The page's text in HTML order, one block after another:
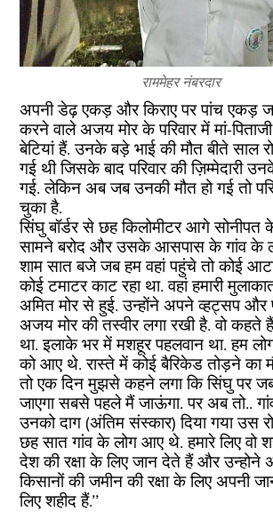
राममेहर नंबरदार
अपनी डेढ़ एकड़ और किराए पर पांच एकड़
करने वाले अजय मोर के परिवार में मां-
बेटियां हैं. उनके बड़े भाई की मौत बीते साल
गई थी जिसके बाद परिवार की ज़िम्मेदारी
गई. लेकिन अब जब उनकी मौत हो गई तो
चुका है.
सिंघु बॉर्डर से छह किलोमीटर आगे
सामने बरोद और उसके आसपास के गांव के
शाम सात बजे जब हम वहां पहुंचे तो कोई
कोई टमाटर काट रहा था. वहां हमारी
अमित मोर से हुई. उन्होंने अपने व्हट्सप
अजय मोर की तस्वीर लगा रखी है. वो कहते हैं,
था. इलाके भर में मशहूर पहलवान था. हम
को आए थे. रास्ते में कोई बैरिकेड तोड़ने का
तो एक दिन मुझसे कहने लगा कि सिंघु पर
जाएगा सबसे पहले मैं जाऊंगा. पर अब तो..
उनको दाग (अंतिम संस्कार) दिया गया
छह सात गांव के लोग आए थे. हमारे लिए वो
देश की रक्षा के लिए जान देते हैं और उन्होने
किसानों की जमीन की रक्षा के लिए अपनी
लिए शहीद हैं.’’